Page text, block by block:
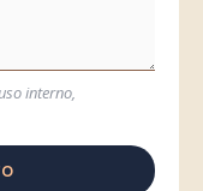
interno,